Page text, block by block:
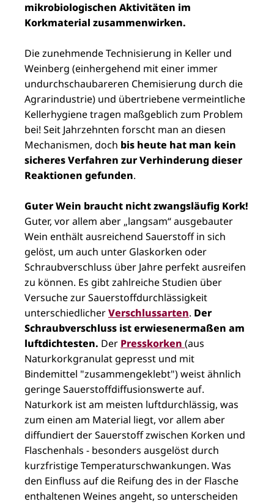
mikrobiologischen Aktivitäten im
Korkmaterial zusammenwirken.
Die zunehmende Technisierung in Keller und
Weinberg (einhergehend mit einer immer
undurchschaubareren Chemisierung durch die
Agrarindustrie) und übertriebene vermeintliche
Kellerhygiene tragen maßgeblich zum Problem
bei! Seit Jahrzehnten forscht man an diesen
Mechanismen, doch bis heute hat man kein
sicheres Verfahren zur Verhinderung dieser
Reaktionen gefunden.
Guter Wein braucht nicht zwangsläufig Kork!
Guter, vor allem aber „langsam“ ausgebauter
Wein enthält ausreichend Sauerstoff in sich
gelöst, um auch unter Glaskorken oder
Schraubverschluss über Jahre perfekt ausreifen
zu können. Es gibt zahlreiche Studien über
Versuche zur Sauerstoffdurchlässigkeit
unterschiedlicherVerschlussarten. Der
Schraubverschluss ist erwiesenermaßen am
luftdichtesten. Der Presskorken (aus
Naturkorkgranulat gepresst und mit
Bindemittel "zusammengeklebt") weist ähnlich
geringe Sauerstoffdiffusionswerte auf.
Naturkork ist am meisten luftdurchlässig, was
zum einen am Material liegt, vor allem aber
diffundiert der Sauerstoff zwischen Korken und
Flaschenhals - besonders ausgelöst durch
kurzfristige Temperaturschwankungen. Was
den Einfluss auf die Reifung des in der Flasche
enthaltenen Weines angeht, so unterscheiden